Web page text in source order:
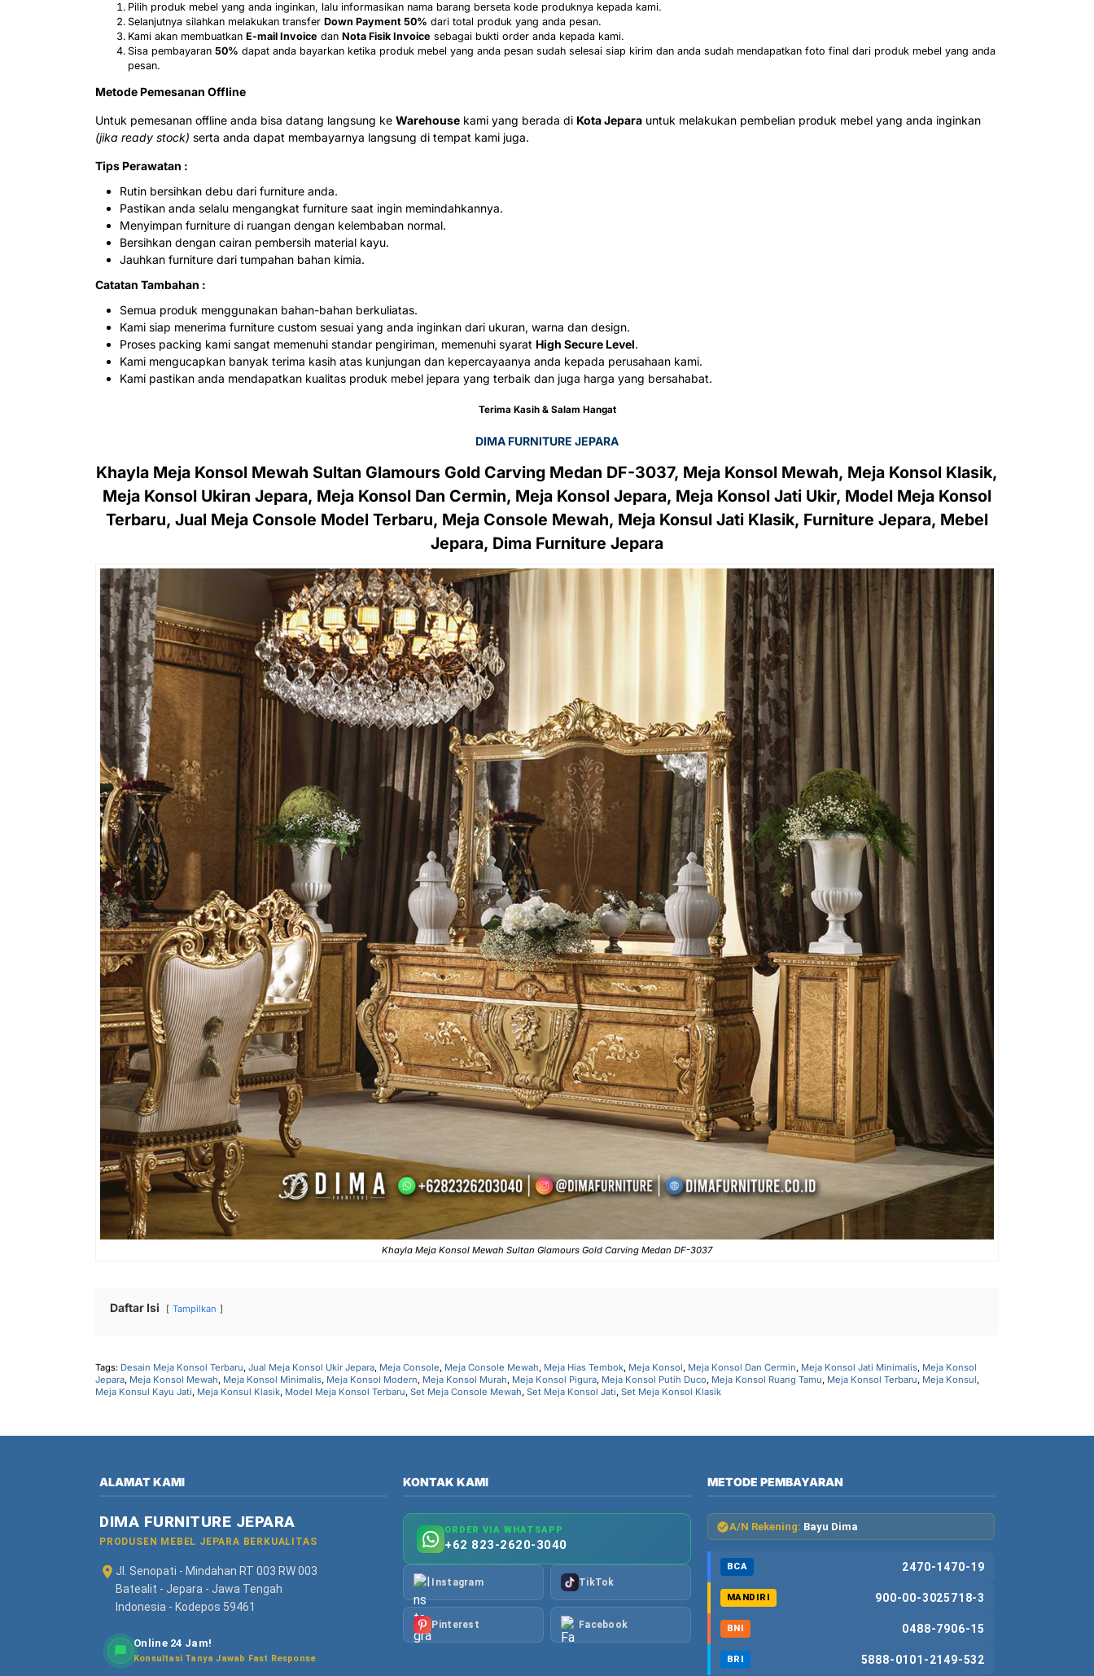
Pilih produk mebel yang anda inginkan, lalu informasikan nama barang berseta kode produknya kepada kami.
Selanjutnya silahkan melakukan transfer Down Payment 50% dari total produk yang anda pesan.
Kami akan membuatkan E-mail Invoice dan Nota Fisik Invoice sebagai bukti order anda kepada kami.
Sisa pembayaran 50% dapat anda bayarkan ketika produk mebel yang anda pesan sudah selesai siap kirim dan anda sudah mendapatkan foto final dari produk mebel yang anda
pesan.
Metode Pemesanan Offline
Untuk pemesanan offline anda bisa datang langsung ke Warehouse kami yang berada di Kota Jepara untuk melakukan pembelian produk mebel yang anda inginkan
(jika ready stock) serta anda dapat membayarnya langsung di tempat kami juga.
Tips Perawatan :
Rutin bersihkan debu dari furniture anda.
Pastikan anda selalu mengangkat furniture saat ingin memindahkannya.
Menyimpan furniture di ruangan dengan kelembaban normal.
Bersihkan dengan cairan pembersih material kayu.
Jauhkan furniture dari tumpahan bahan kimia.
Catatan Tambahan :
Semua produk menggunakan bahan-bahan berkuliatas.
Kami siap menerima furniture custom sesuai yang anda inginkan dari ukuran, warna dan design.
Proses packing kami sangat memenuhi standar pengiriman, memenuhi syarat High Secure Level.
Kami mengucapkan banyak terima kasih atas kunjungan dan kepercayaanya anda kepada perusahaan kami.
Kami pastikan anda mendapatkan kualitas produk mebel jepara yang terbaik dan juga harga yang bersahabat.
Terima Kasih & Salam Hangat
DIMA FURNITURE JEPARA
Khayla Meja Konsol Mewah Sultan Glamours Gold Carving Medan DF-3037, Meja Konsol Mewah, Meja Konsol Klasik,
Meja Konsol Ukiran Jepara, Meja Konsol Dan Cermin, Meja Konsol Jepara, Meja Konsol Jati Ukir, Model Meja Konsol
Terbaru, Jual Meja Console Model Terbaru, Meja Console Mewah, Meja Konsul Jati Klasik, Furniture Jepara, Mebel
Jepara, Dima Furniture Jepara
Khayla Meja Konsol Mewah Sultan Glamours Gold Carving Medan DF-3037
Daftar Isi Tampilkan
Tags: Desain Meja Konsol Terbaru, Jual Meja Konsol Ukir Jepara, Meja Console, Meja Console Mewah, Meja Hias Tembok, Meja Konsol, Meja Konsol Dan Cermin, Meja Konsol Jati Minimalis, Meja Konsol
Jepara, Meja Konsol Mewah, Meja Konsol Minimalis, Meja Konsol Modern, Meja Konsol Murah, Meja Konsol Pigura, Meja Konsol Putih Duco, Meja Konsol Ruang Tamu, Meja Konsol Terbaru, Meja Konsul,
Meja Konsul Kayu Jati, Meja Konsul Klasik, Model Meja Konsol Terbaru, Set Meja Console Mewah, Set Meja Konsol Jati, Set Meja Konsol Klasik
ALAMAT KAMI
DIMA FURNITURE JEPARA
PRODUSEN MEBEL JEPARA BERKUALITAS
Jl. Senopati - Mindahan RT 003 RW 003
Batealit - Jepara - Jawa Tengah
Indonesia - Kodepos 59461
Online 24 Jam!
Konsultasi Tanya Jawab Fast Response
KONTAK KAMI
ORDER VIA WHATSAPP
+62 823-2620-3040
Instagram TikTok
Pinterest Facebook
METODE PEMBAYARAN
A/N Rekening: Bayu Dima
BCA 2470-1470-19
MANDIRI 900-00-3025718-3
BNI 0488-7906-15
BRI 5888-0101-2149-532